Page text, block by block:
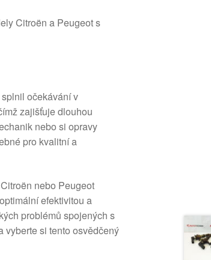
Citroën a Peugeot s
očekávání v
zajišťuje dlouhou
nebo si opravy
pro kvalitní a
nebo Peugeot
efektivitou a
problémů spojených s
vyberte si tento osvědčený